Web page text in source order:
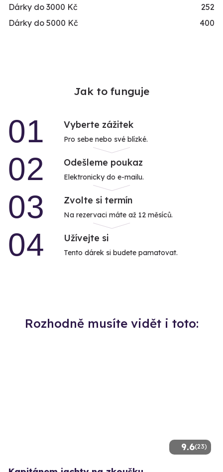
Dárky do 3000 Kč
252
Dárky do 5000 Kč
400
Jak to funguje
01 Vyberte zážitek
Pro sebe nebo své blízké.
02 Odešleme poukaz
Elektronicky do e-mailu.
03 Zvolte si termín
Na rezervaci máte až 12 měsíců.
04 Užívejte si
Tento dárek si budete pamatovat.
Rozhodně musíte vidět i toto:
9.6(23)